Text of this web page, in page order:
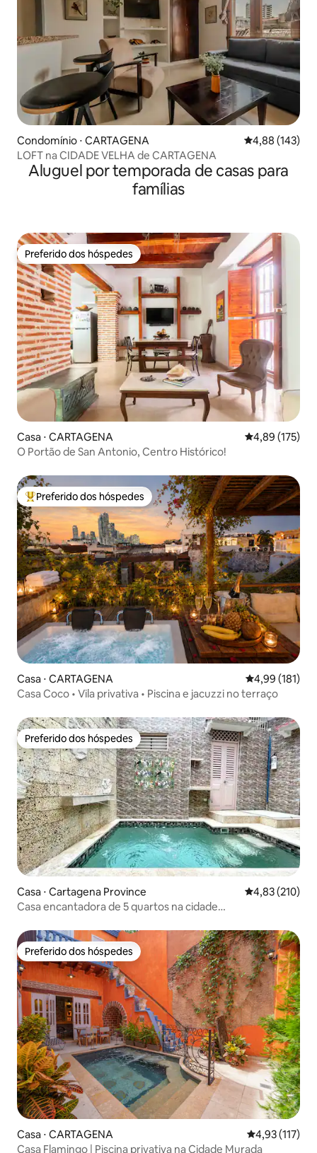
Condomínio ⋅ CARTAGENA 4,88 de uma
4,88 (143)
LOFT na CIDADE VELHA de CARTAGENA
Aluguel por temporada de casas para
famílias
Preferido dos hóspedes
Preferido dos hóspedes
Casa ⋅ CARTAGENA 4,89 de uma
4,89 (175)
O Portão de San Antonio, Centro Histórico!
Entre os melhores preferidos dos hóspedes
Preferido dos hóspedes
Casa ⋅ CARTAGENA 4,99 de uma
4,99 (181)
Casa Coco • Vila privativa • Piscina e jacuzzi no terraço
Preferido dos hóspedes
Preferido dos hóspedes
Casa ⋅ Cartagena Province 4,83 de uma
4,83 (210)
Casa encantadora de 5 quartos na cidade
Preferido dos hóspedes
Preferido dos hóspedes
Casa ⋅ CARTAGENA 4,93 de uma
4,93 (117)
Casa Flamingo | Piscina privativa na Cidade Murada